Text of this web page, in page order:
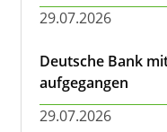
29.07.2026
Deutsche Bank
aufgegangen
29.07.2026